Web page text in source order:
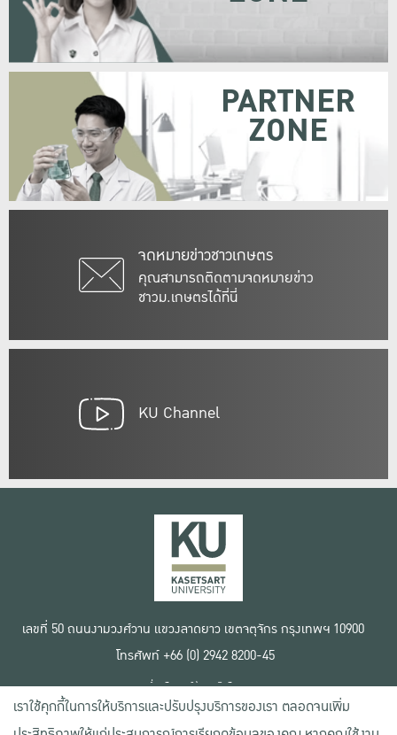
จดหมายข่าวชาวเกษตร
คุณสามารถติดตามจดหมายข่าว
ชาวม.เกษตรได้ที่นี่
PARTNER
ZONE
KU Channel
เลขที่ 50 ถนนงามวงศ์วาน แขวงลาดยาว เขตจตุจักร กรุงเทพฯ 10900
โทรศัพท์ +66 (0) 2942 8200-45
เงื่อนไขการใช้งานเว็บไซต์
ข้อตกลงด้านสิทธิ์ใช้งาน
นโยบายความเป็นส่วนตัว
เราใช้คุกกี้ในการให้บริการและปรับปรุงบริการของเรา ตลอดจนเพิ่ม